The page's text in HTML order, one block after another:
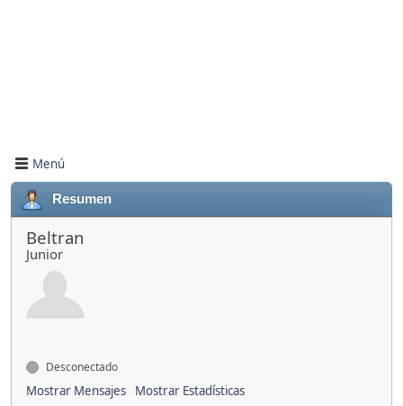
Menú
Resumen
Beltran
Junior
Desconectado
Mostrar Mensajes
Mostrar Estadísticas